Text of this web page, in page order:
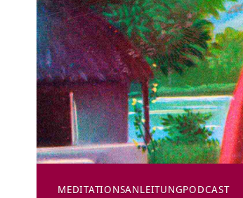
MEDITATIONSANLEITUNGPODCAST